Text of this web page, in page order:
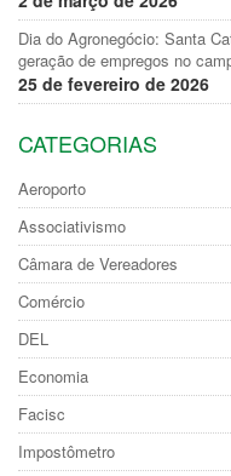
Dia do Agronegócio: Santa
geração de empregos no
25 de fevereiro de 2026
CATEGORIAS
Aeroporto
Associativismo
Câmara de Vereadores
Comércio
DEL
Economia
Facisc
Impostômetro